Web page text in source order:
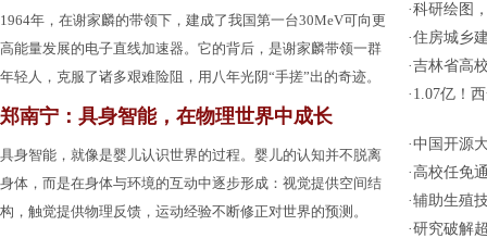
1964年，在谢家麟的带领下，建成了我国第一台30MeV可向更
高能量发展的电子直线加速器。它的背后，是谢家麟带领一群
年轻人，克服了诸多艰难险阻，用八年光阴“手搓”出的奇迹。
郑南宁：具身智能，在物理世界中成长
具身智能，就像是婴儿认识世界的过程。婴儿的认知并不脱离
身体，而是在身体与环境的互动中逐步形成：视觉提供空间结
构，触觉提供物理反馈，运动经验不断修正对世界的预测。
·科研绘图
·住房城乡
·吉林省高
· 1.07亿！
·中国开源
· 高校任免
·辅助生殖
·研究破解